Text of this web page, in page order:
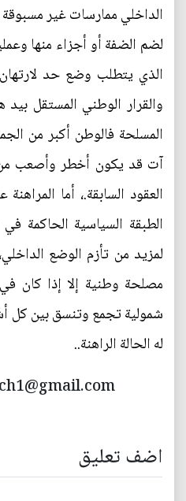
الداخلي ممارسات غير
لضم الضفة أو أجزاء منها
الذي يتطلب وضع حد
والقرار الوطني المستقل
المسلحة فالوطن أكبر من
آت قد يكون أخطر وأصعب
العقود السابقة.، أما
الطبقة السياسية الحاكمة
لمزيد من تأزم الوضع
مصلحة وطنية إلا إذا كان
شمولية تجمع وتنسق بين كل
له الحالة الراهنة..
اضف تعليق